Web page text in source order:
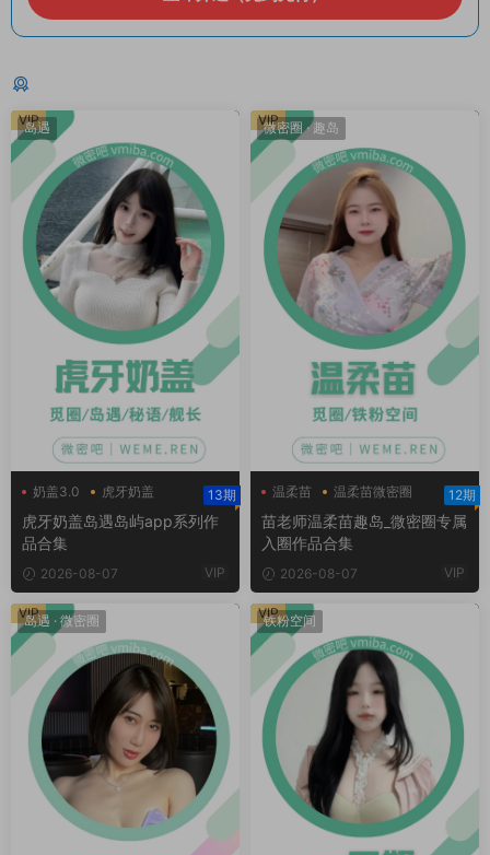
岛遇
奶盖3.0
虎牙奶盖
虎牙奶盖岛遇
13期
虎牙奶盖岛遇岛屿app系列作
品合集
2026-08-07 VIP
VIP 微密圈·趣岛
温柔苗
温柔苗微密圈
温柔苗趣岛
12期
苗老师温柔苗趣岛_微密圈专属
入圈作品合集
2026-08-07 VIP
VIP
岛遇 · 微密圈
VIP 铁粉空间
VIP